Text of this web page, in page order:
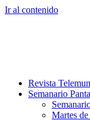
Ir al contenido
Revista
Semanario
Martes